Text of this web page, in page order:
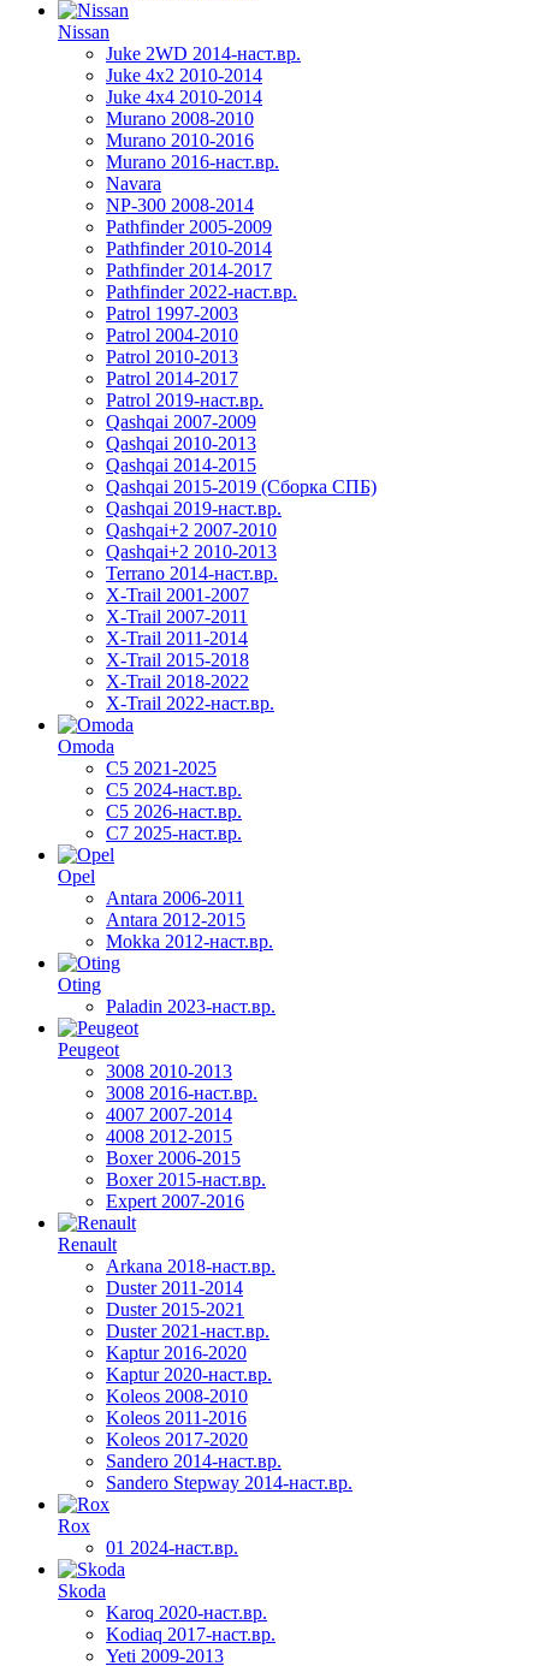
Nissan
Juke 2WD 2014-наст.вр.
Juke 4x2 2010-2014
Juke 4x4 2010-2014
Murano 2008-2010
Murano 2010-2016
Murano 2016-наст.вр.
Navara
NP-300 2008-2014
Pathfinder 2005-2009
Pathfinder 2010-2014
Pathfinder 2014-2017
Pathfinder 2022-наст.вр.
Patrol 1997-2003
Patrol 2004-2010
Patrol 2010-2013
Patrol 2014-2017
Patrol 2019-наст.вр.
Qashqai 2007-2009
Qashqai 2010-2013
Qashqai 2014-2015
Qashqai 2015-2019 (Сборка СПБ)
Qashqai 2019-наст.вр.
Qashqai+2 2007-2010
Qashqai+2 2010-2013
Terrano 2014-наст.вр.
X-Trail 2001-2007
X-Trail 2007-2011
X-Trail 2011-2014
X-Trail 2015-2018
X-Trail 2018-2022
X-Trail 2022-наст.вр.
Omoda
C5 2021-2025
C5 2024-наст.вр.
C5 2026-наст.вр.
C7 2025-наст.вр.
Opel
Antara 2006-2011
Antara 2012-2015
Mokka 2012-наст.вр.
Oting
Paladin 2023-наст.вр.
Peugeot
3008 2010-2013
3008 2016-наст.вр.
4007 2007-2014
4008 2012-2015
Boxer 2006-2015
Boxer 2015-наст.вр.
Expert 2007-2016
Renault
Arkana 2018-наст.вр.
Duster 2011-2014
Duster 2015-2021
Duster 2021-наст.вр.
Kaptur 2016-2020
Kaptur 2020-наст.вр.
Koleos 2008-2010
Koleos 2011-2016
Koleos 2017-2020
Sandero 2014-наст.вр.
Sandero Stepway 2014-наст.вр.
Rox
01 2024-наст.вр.
Skoda
Karoq 2020-наст.вр.
Kodiaq 2017-наст.вр.
Yeti 2009-2013